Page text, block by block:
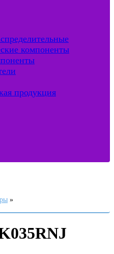
компоненты
продукция